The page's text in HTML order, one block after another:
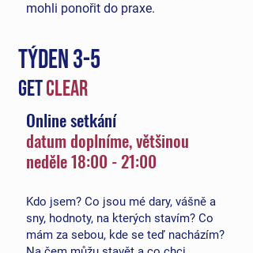
mohli ponořit do praxe.
TÝDEN 3-5
getCLEAR
Online setkání
datum doplníme, většinou
neděle18:00 - 21:00
Kdo jsem? Co jsou mé dary, vášně a
sny, hodnoty, na kterých stavím? Co
mám za sebou, kde se teď nacházím?